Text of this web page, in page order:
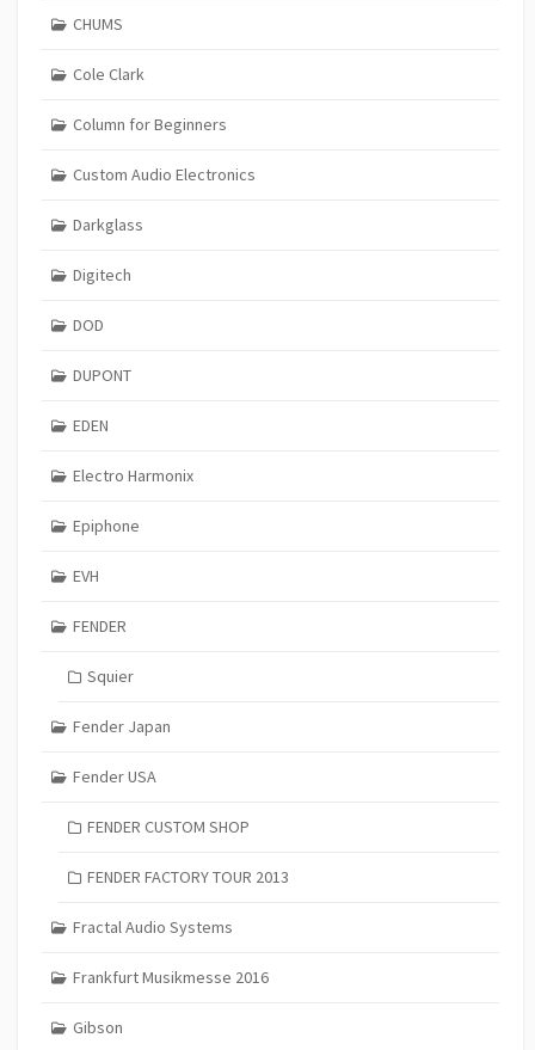
CHUMS
Cole Clark
Column for Beginners
Custom Audio Electronics
Darkglass
Digitech
DOD
DUPONT
EDEN
Electro Harmonix
Epiphone
EVH
FENDER
Squier
Fender Japan
Fender USA
FENDER CUSTOM SHOP
FENDER FACTORY TOUR 2013
Fractal Audio Systems
Frankfurt Musikmesse 2016
Gibson